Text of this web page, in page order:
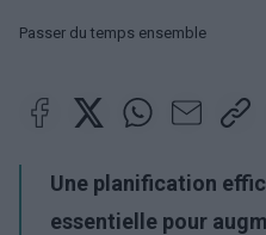
Passer du temps ensemble
Une planification
essentielle pour